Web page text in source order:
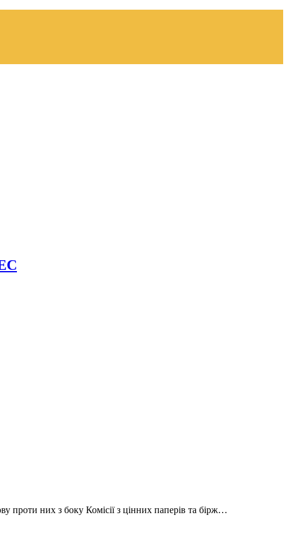
проти них з боку Комісії з цінних паперів та бірж…